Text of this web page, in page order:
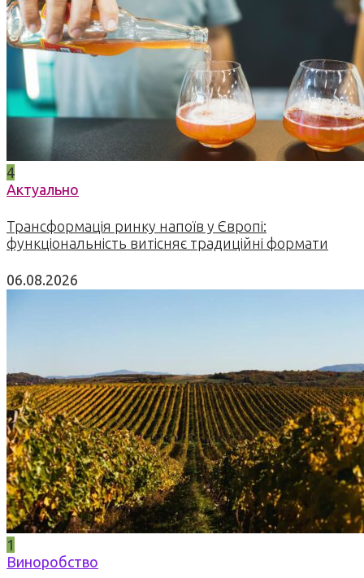
4
Актуально
Трансформація ринку напоїв у Європі:
функціональність витісняє традиційні формати
06.08.2026
1
Виноробство